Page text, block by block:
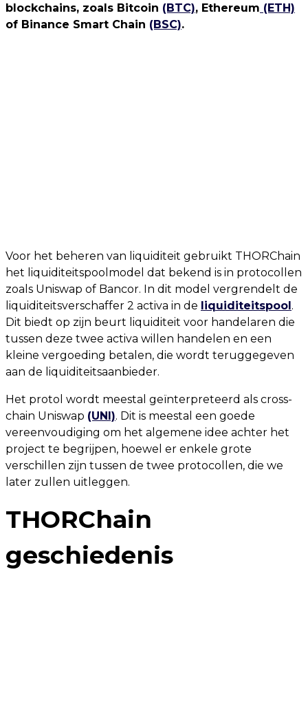
blockchains, zoals Bitcoin (BTC), Ethereum (ETH)
of Binance Smart Chain (BSC).
Voor het beheren van liquiditeit gebruikt THORChain
het liquiditeitspoolmodel dat bekend is in protocollen
zoals Uniswap of Bancor. In dit model vergrendelt de
liquiditeitsverschaffer 2 activa in de liquiditeitspool.
Dit biedt op zijn beurt liquiditeit voor handelaren die
tussen deze twee activa willen handelen en een
kleine vergoeding betalen, die wordt teruggegeven
aan de liquiditeitsaanbieder.
Het protol wordt meestal geïnterpreteerd als cross-
chain Uniswap (UNI). Dit is meestal een goede
vereenvoudiging om het algemene idee achter het
project te begrijpen, hoewel er enkele grote
verschillen zijn tussen de twee protocollen, die we
later zullen uitleggen.
THORChain
geschiedenis